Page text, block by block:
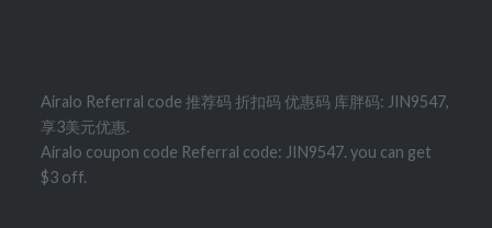
Airalo Referral code 推荐码 折扣码 优惠码 库胖码: JIN9547,
享3美元优惠.
Airalo coupon code Referral code: JIN9547. you can get
$3 off.